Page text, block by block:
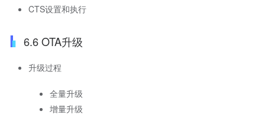
CTS设置和执行
6.6 OTA升级
升级过程
全量升级
增量升级